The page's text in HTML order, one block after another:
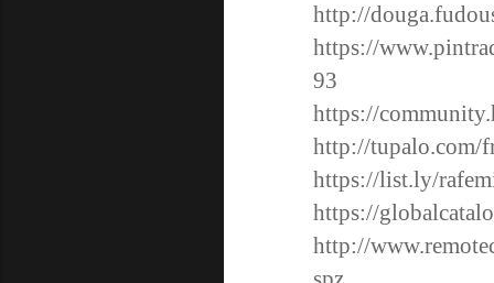
http://
https://
93
https://
http://tupalo.com/
https://list.ly/
https://
http://